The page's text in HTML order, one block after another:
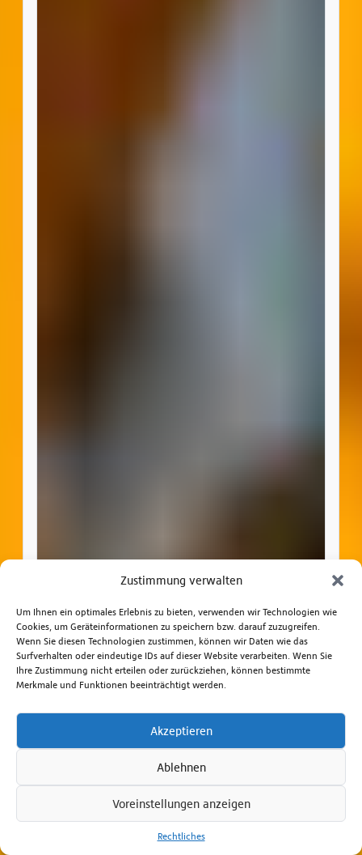
Zustimmung verwalten
Um Ihnen ein optimales Erlebnis zu bieten, verwenden wir Technologien wie
Cookies, um Geräteinformationen zu speichern bzw. darauf zuzugreifen.
Wenn Sie diesen Technologien zustimmen, können wir Daten wie das
Surfverhalten oder eindeutige IDs auf dieser Website verarbeiten. Wenn Sie
Ihre Zustimmung nicht erteilen oder zurückziehen, können bestimmte
Merkmale und Funktionen beeinträchtigt werden.
Akzeptieren
Ablehnen
Voreinstellungen anzeigen
Rechtliches